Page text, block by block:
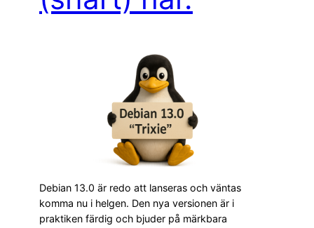
Debian 13.0 är redo att lanseras och väntas
komma nu i helgen. Den nya versionen är i
praktiken färdig och bjuder på märkbara